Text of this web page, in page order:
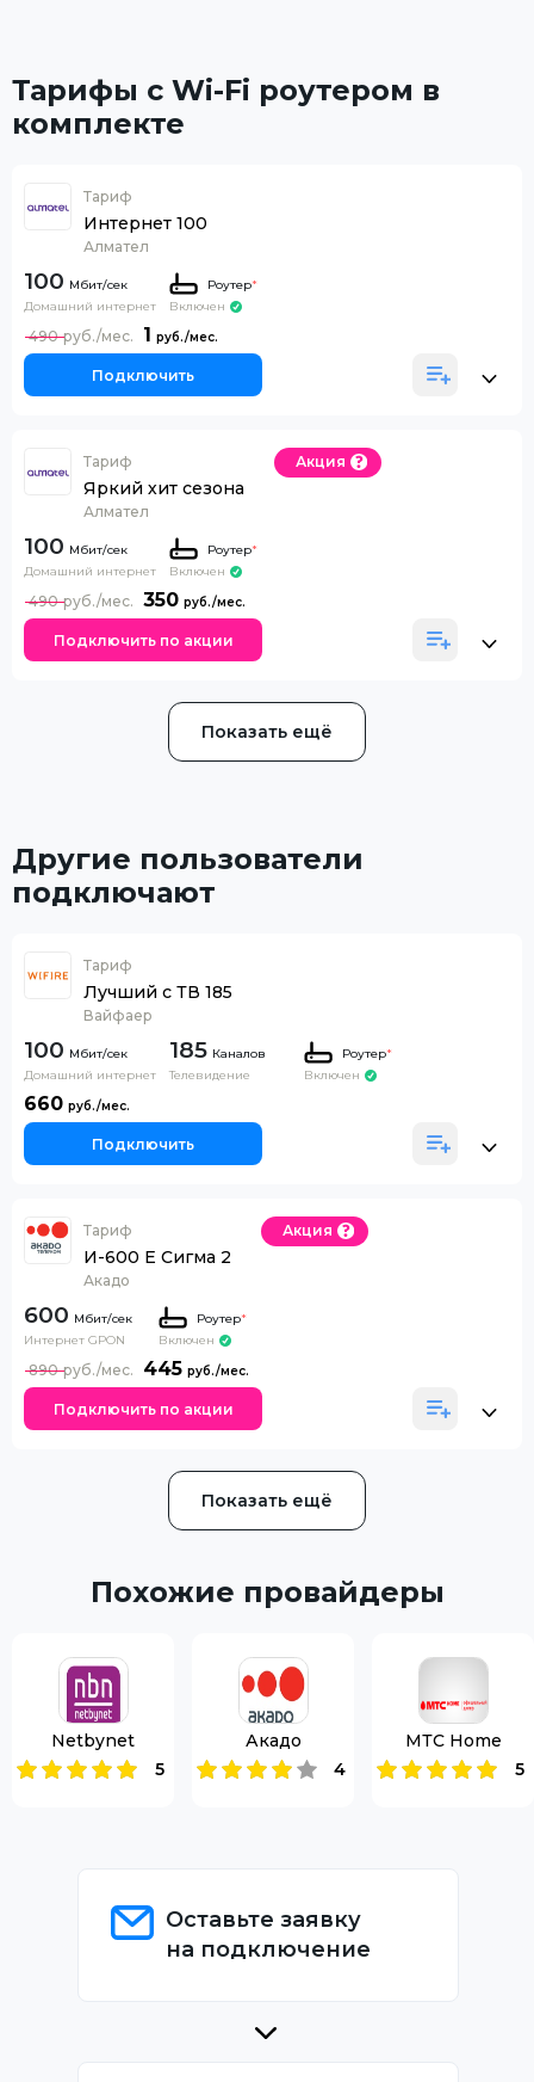
Тарифы с Wi-Fi роутером в
комплекте
Тариф
Интернет 100
Алмател
100
Домашний интернет
Роутер*
Включен
1
490
Подключить
Тариф
Яркий хит сезона
Алмател
Акция
100
Домашний интернет
Роутер*
Включен
350
490
Подключить по акции
Показать ещё
Другие пользователи
подключают
Тариф
Лучший с ТВ 185
Вайфаер
100
Домашний интернет
185 Каналов
Телевидение
Роутер*
Включен
660
Подключить
Тариф
И-600 Е Сигма 2
Акадо
Акция
600
Интернет GPON
Роутер*
Включен
445
890
Подключить по акции
Показать ещё
Похожие провайдеры
Netbynet
5
Акадо
4
МТС Home
5
Оставьте заявку
на подключение